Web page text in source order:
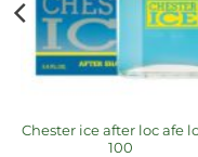
chester ice after loc afe loc x
100